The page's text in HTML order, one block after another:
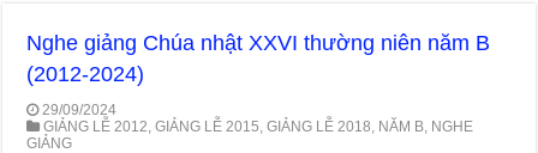
Nghe giảng Chúa nhật XXVI thường niên năm B
(2012-2024)
29/09/2024
GIẢNG LỄ 2012 ,GIẢNG LỄ 2015 ,GIẢNG LỄ 2018 NĂM B NGHE
GIẢNG